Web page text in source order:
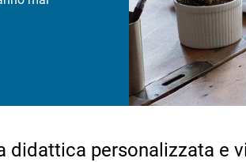
personalizzata e